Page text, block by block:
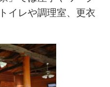
イレや調理室、更衣